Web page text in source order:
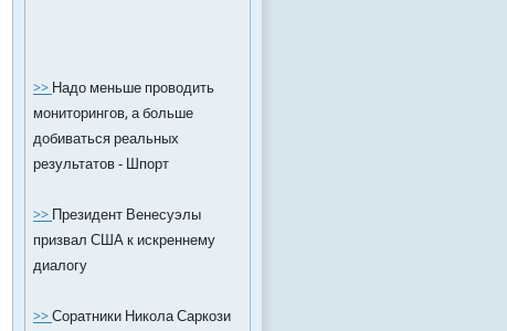
>>Надо меньше проводить
мониторингов, а больше
добиваться реальных
результатов - Шпорт
>>Президент Венесуэлы
призвал США к искреннему
диалогу
>>Соратники Никола Саркози